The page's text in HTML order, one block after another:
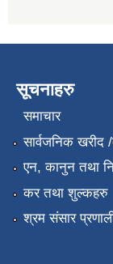
सूचनाहरु
समाचार
सार्वजनिक खरीद
एन, कानुन तथा
कर तथा शुल्कहरु
श्रम संसार